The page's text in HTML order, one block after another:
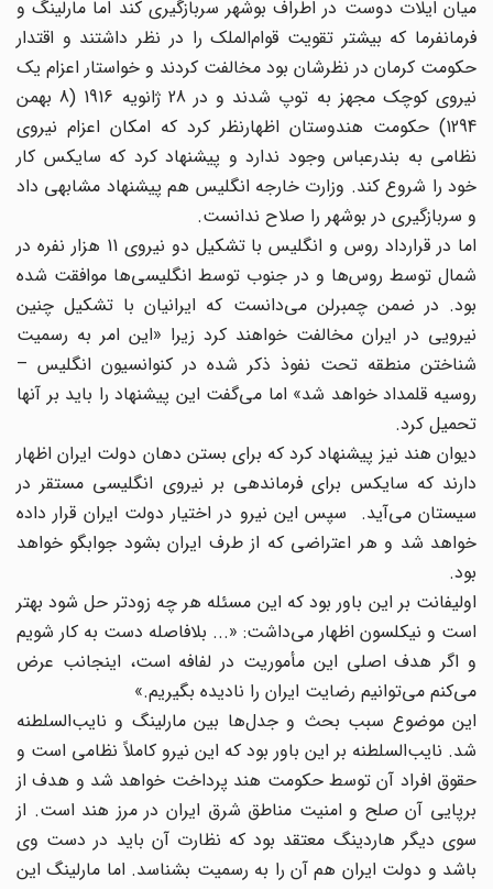
میان ایلات دوست در اطراف بوشهر سربازگیری کند اما مارلینگ و
فرمانفرما که بیشتر تقویت قوام‌الملک را در نظر داشتند و اقتدار
حکومت کرمان در نظرشان بود مخالفت کردند و خواستار اعزام یک
نیروی کوچک مجهز به توپ شدند و در 28 ژانویه 1916 (8 بهمن
1294) حکومت هندوستان اظهارنظر کرد که امکان اعزام نیروی
نظامی به بندرعباس وجود ندارد و پیشنهاد کرد که سایکس کار
خود را شروع کند. وزارت خارجه انگلیس هم پیشنهاد مشابهی داد
و سربازگیری در بوشهر را صلاح ندانست.
اما در قرارداد روس و انگلیس با تشکیل دو نیروی 11 هزار نفره در
شمال توسط روس‌ها و در جنوب توسط انگلیسی‌ها موافقت شده
بود. در ضمن چمبرلن می‌دانست که ایرانیان با تشکیل چنین
نیرویی در ایران مخالفت خواهند کرد زیرا «این امر به رسمیت
شناختن منطقه تحت نفوذ ذکر شده در کنوانسیون انگلیس –
روسیه قلمداد خواهد شد» اما می‌گفت این پیشنهاد را باید بر آنها
تحمیل کرد.
دیوان هند نیز پیشنهاد کرد که برای بستن دهان دولت ایران اظهار
دارند که سایکس برای فرماندهی بر نیروی انگلیسی مستقر در
سیستان می‌آید. سپس این نیرو در اختیار دولت ایران قرار داده
خواهد شد و هر اعتراضی که از طرف ایران بشود جوابگو خواهد
بود.
اولیفانت بر این باور بود که این مسئله هر چه زودتر حل شود بهتر
است و نیکلسون اظهار می‌داشت: «... بلافاصله دست به کار شویم
و اگر هدف اصلی این مأموریت در لفافه است، اینجانب عرض
می‌کنم می‌توانیم رضایت ایران را نادیده بگیریم.»
این موضوع سبب بحث و جدل‌ها بین مارلینگ و نایب‌السلطنه
شد. نایب‌السلطنه بر این باور بود که این نیرو کاملاً نظامی است و
حقوق افراد آن توسط حکومت هند پرداخت خواهد شد و هدف از
برپایی آن صلح و امنیت مناطق شرق ایران در مرز هند است. از
سوی دیگر هاردینگ معتقد بود که نظارت آن باید در دست وی
باشد و دولت ایران هم آن را به رسمیت بشناسد. اما مارلینگ این